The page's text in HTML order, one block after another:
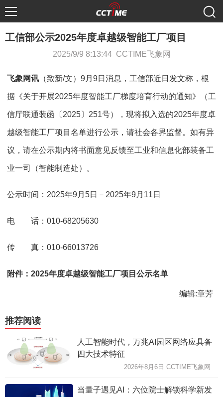
工信部公示2025年度卓越级智能工厂项目
2025/9/9 8:13:44 CCTIME飞象网
飞象网讯 （致新/文）9月9日消息，工信部近日发文称，根
据《关于开展2025年度智能工厂梯度培育行动的通知》（工
信厅联通装函〔2025〕251号），现将拟入选的2025年度卓
越级智能工厂项目名单进行公示，请社会各界监督。如有异
议，请在公示期内将书面意见反馈至工业和信息化部装备工
业一司（智能制造处）。
公示时间：2025年9月5日－2025年9月11日
电 话：010-68205630
传 真：010-66013726
附件：2025年度卓越级智能工厂项目公示名单
编辑:章芳
推荐阅读
人工智能时代，万兆AI园区网络应具备
四大技术特征
2026年8月6日 CCTIME飞象网
当量子遇见AI：六位院士解锁科学新发